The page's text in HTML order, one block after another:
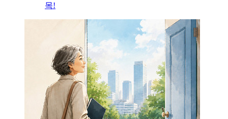
목!